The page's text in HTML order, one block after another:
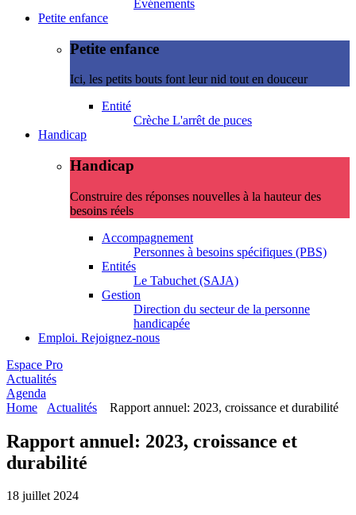
Evénements
Petite enfance
Petite enfance
Ici, les petits bouts font leur nid tout en douceur
Entité
Crèche L'arrêt de puces
Handicap
Handicap
Construire des réponses nouvelles à la hauteur des
besoins réels
Accompagnement
Personnes à besoins spécifiques (PBS)
Entités
Le Tabuchet (SAJA)
Gestion
Direction du secteur de la personne
handicapée
Emploi. Rejoignez-nous
Espace Pro
Actualités
Agenda
Home
Actualités Rapport annuel: 2023, croissance et durabilité
Rapport annuel: 2023, croissance et
durabilité
18 juillet 2024